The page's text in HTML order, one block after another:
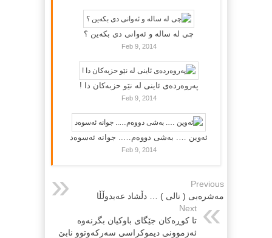
چی لە سالە و ئەوانی دی بكەین ؟
Feb 9, 2014
پەروەردەی ئاینی لە نێو حزبەکان دا !
Feb 9, 2014
ئەوین …. بەشی دووەم….. جوانە ئەسوەد
Feb 9, 2014
Previous
مه‌شره‌بی ( نالی ) … دڵشاد عه‌بدوڵڵا
Next
تا كوڕه‌كان جێگای باوكیان بگرنه‌وه‌
ئه‌زموونی دیموكراسی سه‌ركه‌وتوو نابێ